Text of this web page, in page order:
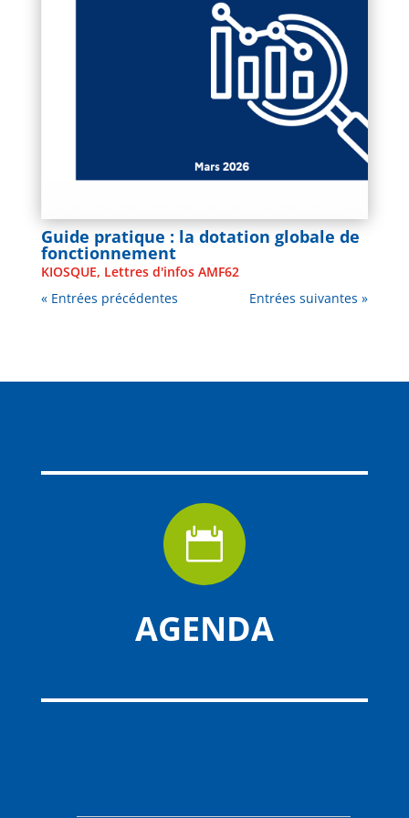
Guide pratique : la dotation globale de
fonctionnement
KIOSQUE, Lettres d'infos AMF62
« Entrées précédentes
Entrées suivantes »

AGENDA